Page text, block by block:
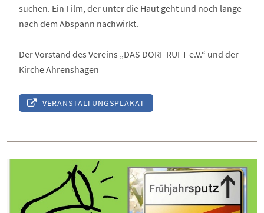
suchen. Ein Film, der unter die Haut geht und noch lange
nach dem Abspann nachwirkt.
Der Vorstand des Vereins „DAS DORF RUFT e.V.“ und der
Kirche Ahrenshagen
VERANSTALTUNGSPLAKAT